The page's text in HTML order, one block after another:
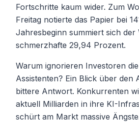
Fortschritte kaum wider. Zum
Freitag notierte das Papier bei
Jahresbeginn summiert sich der
schmerzhafte 29,94 Prozent.
Warum ignorieren Investoren
Assistenten? Ein Blick über den
bittere Antwort. Konkurrenten
aktuell Milliarden in ihre KI-
schürt am Markt massive